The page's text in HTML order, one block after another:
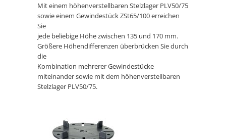
Mit einem höhenverstellbaren Stelzlager PLV50/75
sowie einem Gewindestück ZSt65/100 erreichen
Sie
jede beliebige Höhe zwischen 135 und 170 mm.
Größere Höhendifferenzen überbrücken Sie durch
die
Kombination mehrerer Gewindestücke
miteinander sowie mit dem höhenverstellbaren
Stelzlager PLV50/75.